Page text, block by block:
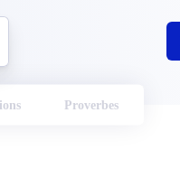
Proverbes